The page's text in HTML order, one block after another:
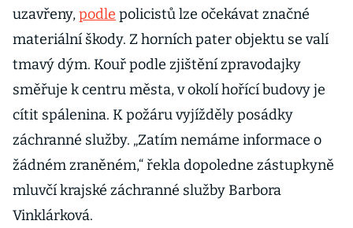
uzavřeny,podle policistů lze očekávat značné
materiální škody. Z horních pater objektu se valí
tmavý dým. Kouř podle zjištění zpravodajky
směřuje k centru města, v okolí hořící budovy je
cítit spálenina. K požáru vyjížděly posádky
záchranné služby. „Zatím nemáme informace o
žádném zraněném,“ řekla dopoledne zástupkyně
mluvčí krajské záchranné služby Barbora
Vinklárková.